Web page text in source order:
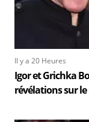
Il y a 20 Heures
Igor et Grichka
révélations sur